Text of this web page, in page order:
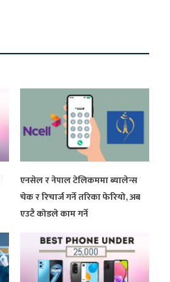
एनसेल र नेपाल टेलिकममा ब्यालेन्स
चेक र रिचार्ज गर्ने तरिका फेरियो, अब
एउटै कोडले काम गर्ने